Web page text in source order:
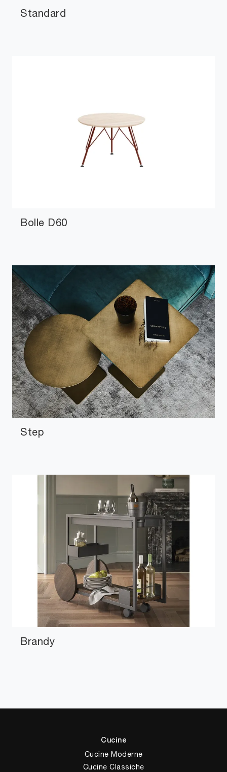
Standard
Bolle D60
Step
Brandy
Cucine
Cucine Moderne
Cucine Classiche